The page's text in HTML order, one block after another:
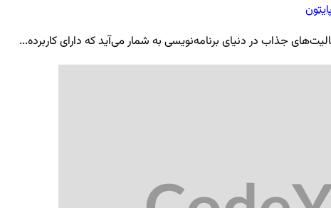
جذاب در دنیای برنامه‌نویسی به شمار می‌آید که دارای کاربرده...